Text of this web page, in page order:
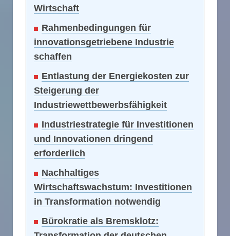
Wirtschaft
Rahmenbedingungen für
innovationsgetriebene Industrie
schaffen
Entlastung der Energiekosten zur
Steigerung der
Industriewettbewerbsfähigkeit
Industriestrategie für Investitionen
und Innovationen dringend
erforderlich
Nachhaltiges
Wirtschaftswachstum: Investitionen
in Transformation notwendig
Bürokratie als Bremsklotz: